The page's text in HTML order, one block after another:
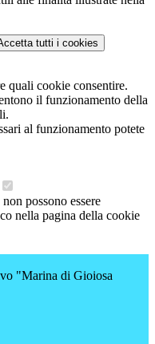
tutti i cookies
quali cookie consentire.
il funzionamento della
al funzionamento potete
possono essere
nella pagina della cookie
"Marina di Gioiosa